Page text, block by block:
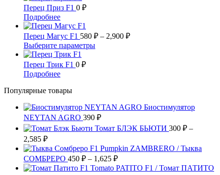
странице
товара.
Опции
можно
выбрать
Перец Приз F1 0 ₽
ПодробнееЭтот
товар
имеет
несколько
вариаций.
Опции
можно
выбрать
странице
товара.
Перец Магус F1 580 ₽ – 2,900 ₽Диапазон
Выберите параметрыЭтот
выбрать
на
странице
товара.
Перец Трик F1 0 ₽
ПодробнееЭтот
имеет
вариаций.
Опции
можно
странице
товара.
Популярные товары
Биостимулятор
NEYTAN AGRO 390 ₽
Томат БЛЭК БЬЮТИ 300 ₽ –
2,585 ₽Диапазон
цен:
300 ₽
–
Pumpkin ZAMBRERO / Тыква
СОМБРЕРО 450 ₽ – 1,625 ₽Диапазон
цен:
Tomato PATITO F1 / Томат ПАТИТО